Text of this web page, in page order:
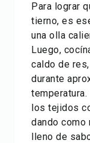
Para lograr
tierno, es
una olla
Luego,
caldo de
durante
los tejidos
dando
lleno de